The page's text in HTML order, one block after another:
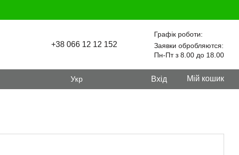
+38 066 12 12 152
Графік роботи:
Заявки обробляются:
Пн-Пт з 8.00 до 18.00
Укр Вхід Мій кошик